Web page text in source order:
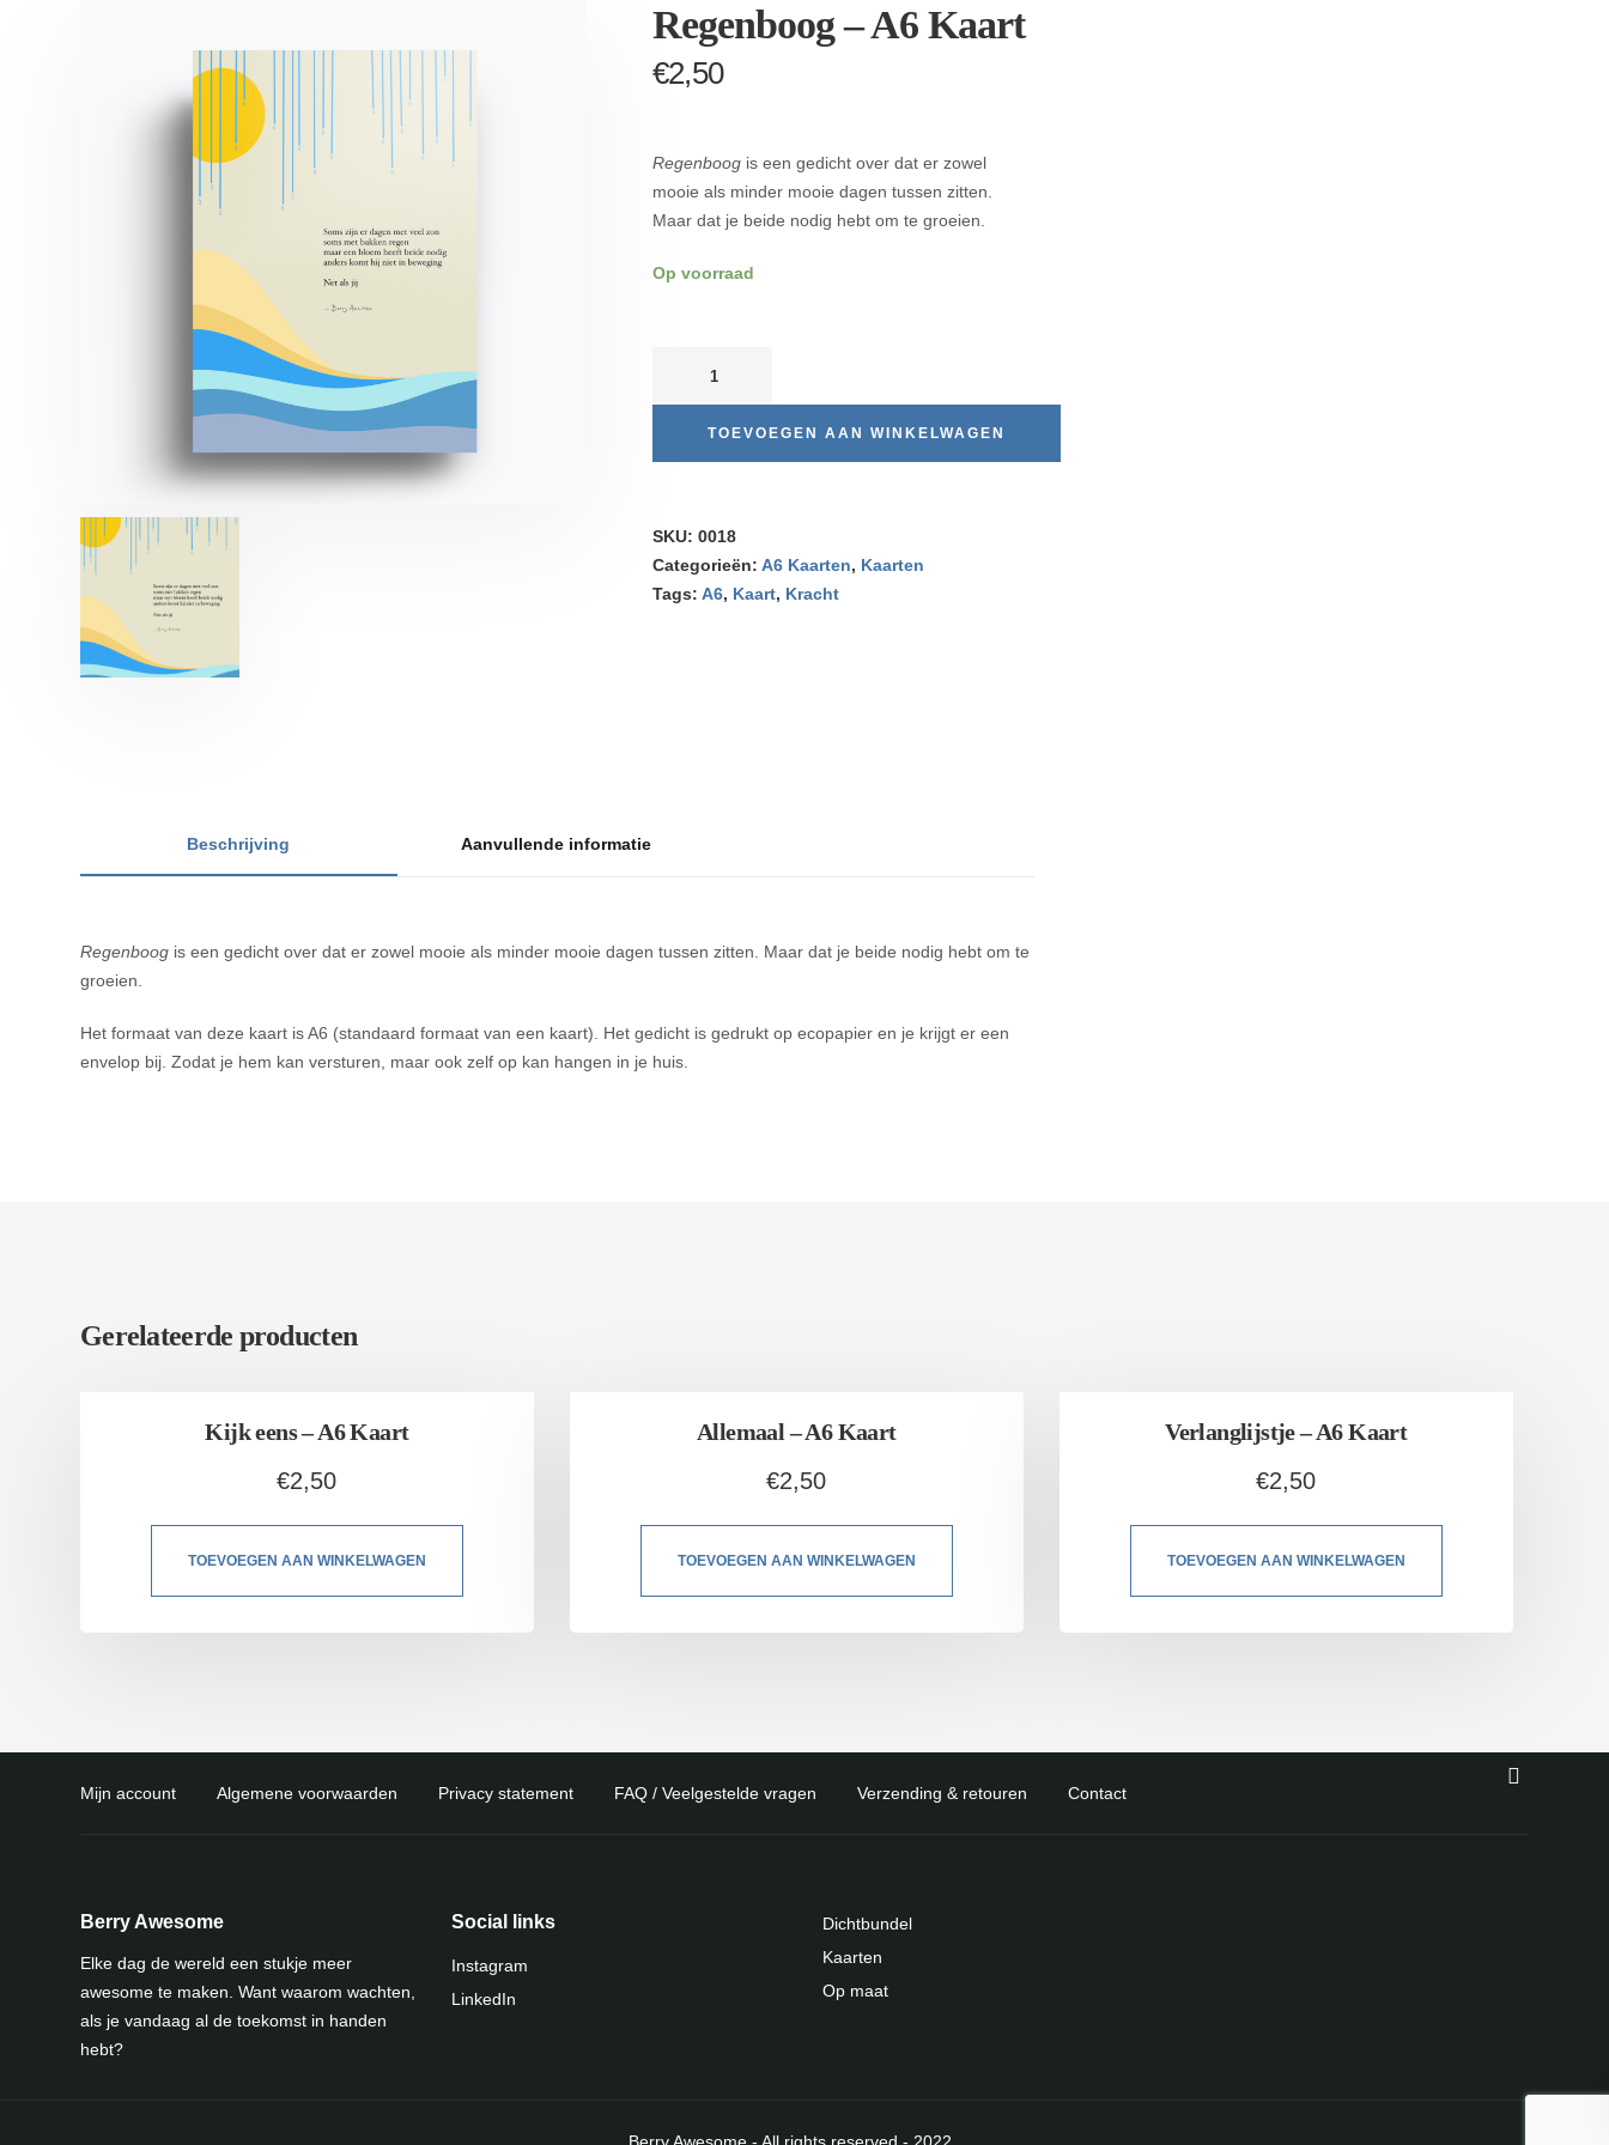
Regenboog – A6 Kaart
€2,50
Regenboog is een gedicht over dat er zowel
mooie als minder mooie dagen tussen zitten.
Maar dat je beide nodig hebt om te groeien.
Op voorraad
TOEVOEGEN AAN WINKELWAGEN
SKU: 0018
Categorieën: A6 Kaarten, Kaarten
Tags: A6, Kaart, Kracht
Beschrijving Aanvullende informatie
Regenboog is een gedicht over dat er zowel mooie als minder mooie dagen tussen zitten. Maar dat je beide nodig hebt om te
groeien.
Het formaat van deze kaart is A6 (standaard formaat van een kaart). Het gedicht is gedrukt op ecopapier en je krijgt er een
envelop bij. Zodat je hem kan versturen, maar ook zelf op kan hangen in je huis.
Gerelateerde producten
Kijk eens – A6 Kaart
€2,50
TOEVOEGEN AAN WINKELWAGEN
Allemaal – A6 Kaart
€2,50
TOEVOEGEN AAN WINKELWAGEN
Verlanglijstje – A6 Kaart
€2,50
TOEVOEGEN AAN WINKELWAGEN
Mijn account Algemene voorwaarden Privacy statement FAQ / Veelgestelde vragen Verzending & retouren Contact
Berry Awesome
Elke dag de wereld een stukje meer
awesome te maken. Want waarom wachten,
als je vandaag al de toekomst in handen
hebt?
Social links
Instagram
LinkedIn
Dichtbundel
Kaarten
Op maat